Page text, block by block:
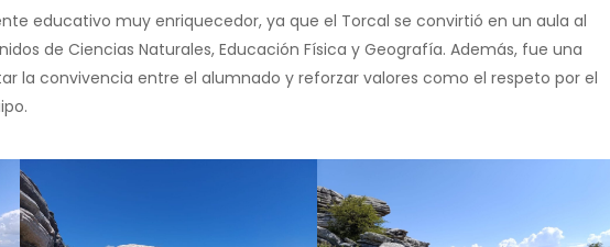
educativo muy enriquecedor, ya que el Torcal se convirtió en un aula al
de Ciencias Naturales, Educación Física y Geografía. Además, fue una
la convivencia entre el alumnado y reforzar valores como el respeto por el